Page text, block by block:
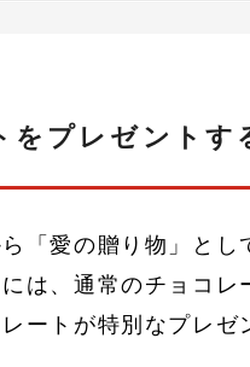
をプレゼントす
「愛の贈り物」とし
は、通常のチョコレ
ートが特別なプレゼ